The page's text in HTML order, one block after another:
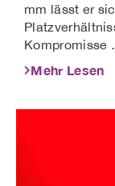
mm lässt er
Kompromisse
Mehr Lesen